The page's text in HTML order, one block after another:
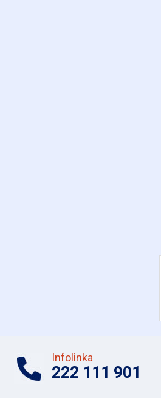
Infolinka
222 111 901